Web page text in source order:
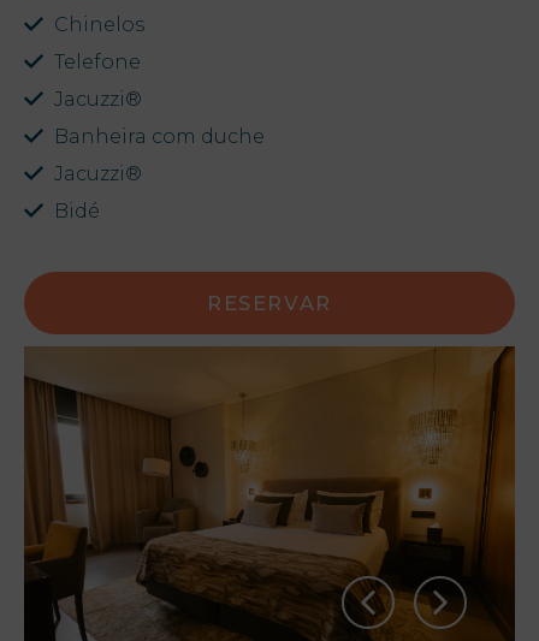
Chinelos
Telefone
Jacuzzi®
Banheira com duche
Jacuzzi®
Bidé
RESERVAR